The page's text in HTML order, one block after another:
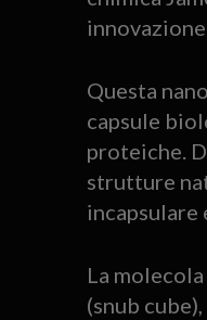
Questa
capsule
proteiche.
strutture
La
(snub